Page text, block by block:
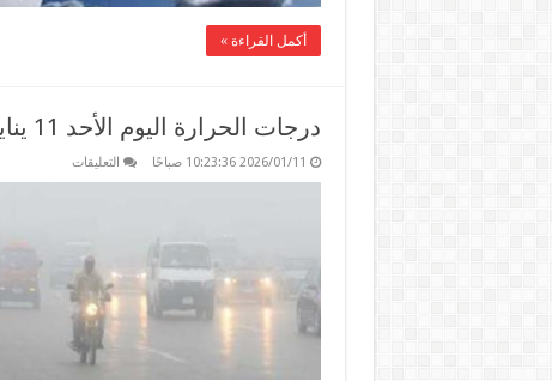
أكمل القراءة »
درجات الحرارة اليوم الأحد 11 يناير 2026 في مصر
2026/01/11 10:23:36 صباحًا التعليقات
في
مصر
مغلقة